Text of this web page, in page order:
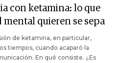
con ketamina: lo que
mental quieren se sepa
de ketamina, en particular,
tiempos, cuando acaparó la
En qué consiste. ¿Es